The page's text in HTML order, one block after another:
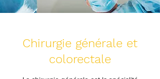
Chirurgie générale et
colorectale